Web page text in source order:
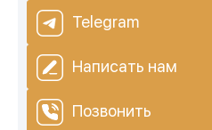
Telegram
Написать нам
Позвонить